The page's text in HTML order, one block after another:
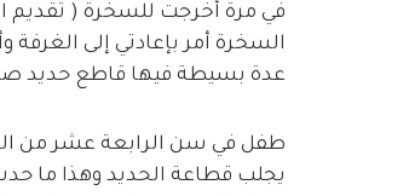
في مرة أُخرجت للسخرة ( تقديم
السخرة أمر بإعادتي إلى
عدة بسيطة فيها قاطع حديد
طفل في سن الرابعة عشر من
يجلب قطاعة الحديد وهذا ما